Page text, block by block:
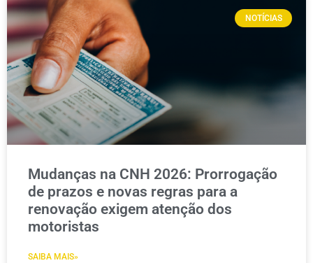
NOTÍCIAS
Mudanças na CNH 2026: Prorrogação
de prazos e novas regras para a
renovação exigem atenção dos
motoristas
SAIBA MAIS»